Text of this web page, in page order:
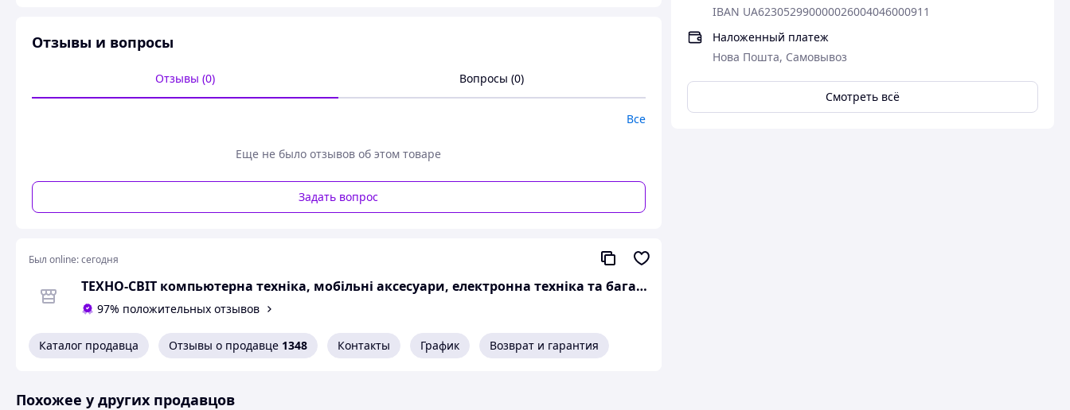
IBAN UA623052990000026004046000911
Наложенный платеж
Нова Пошта, Самовывоз
Смотреть всё
Изготовлена из прочных и легких материалов, обеспечивает комфорт в использовании. Компактная и
телескопическая конструкция делает её удобной для транспортировки. Отличный выбор как для новичков,
Упаковка: пакет
Производитель: Gladiator
Отзывы и вопросы
Отзывы (0) Вопросы (0)
Все
Еще не было отзывов об этом товаре
Задать вопрос
Был online:сегодня
ТЕХНО-СВІТ компьютерна техніка, мобільні аксесуари, електронна техніка та багато іншого.
97% положительных отзывов
Каталог продавца Отзывы о продавце 1348 Контакты График Возврат и гарантия
Похожее у других продавцов